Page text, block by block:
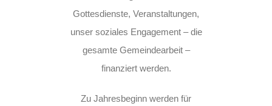
Gottesdienste, Veranstaltungen,
unser soziales Engagement – die
gesamte Gemeindearbeit –
finanziert werden.
Zu Jahresbeginn werden für